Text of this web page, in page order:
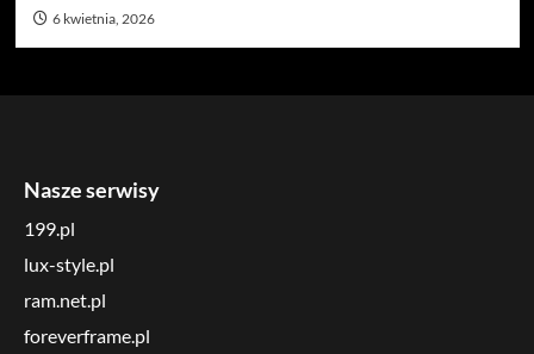
6 kwietnia, 2026
Nasze serwisy
199.pl
lux-style.pl
ram.net.pl
foreverframe.pl